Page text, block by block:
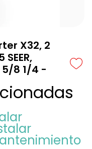
X32, 2
5/8 1/4 -